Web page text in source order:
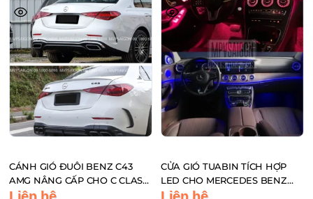
CÁNH GIÓ ĐUÔI BENZ C43
AMG NÂNG CẤP CHO C CLASS
C200 C260 C300 2022~2023
CỬA GIÓ TUABIN TÍCH HỢP
LED CHO MERCEDES BENZ
ĐIỀU KHIỂN QUA ĐIỆN THOẠI